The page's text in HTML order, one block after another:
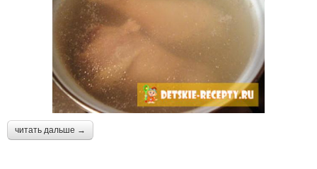
читать дальше →